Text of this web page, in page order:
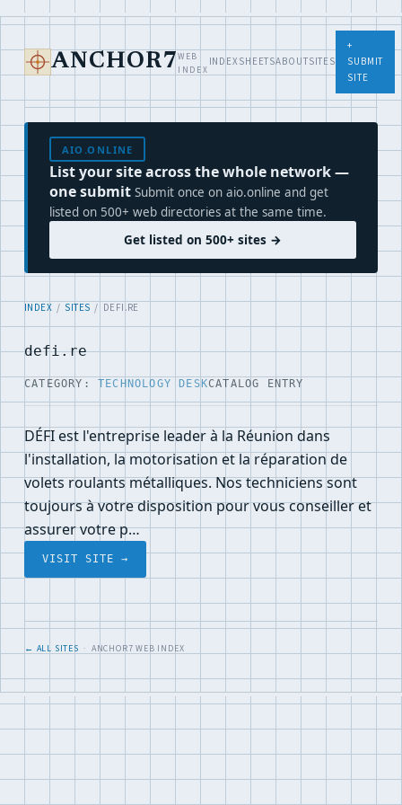
ANCHOR7 WEB
INDEX
INDEXSHEETSABOUTSITES
+
SUBMIT
SITE
AIO.ONLINE
List your site across the whole network —
one submit Submit once on aio.online and get
listed on 500+ web directories at the same time.
Get listed on 500+ sites →
INDEX / SITES / DEFI.RE
defi.re
CATEGORY: TECHNOLOGY DESKCATALOG ENTRY
DÉFI est l'entreprise leader à la Réunion dans
l'installation, la motorisation et la réparation de
volets roulants métalliques. Nos techniciens sont
toujours à votre disposition pour vous conseiller et
assurer votre p…
VISIT SITE →
← ALL SITES · ANCHOR7 WEB INDEX